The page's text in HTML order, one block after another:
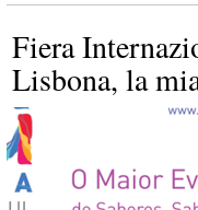
Fiera
Lisbona, la